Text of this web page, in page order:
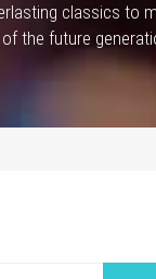
classics to
the future